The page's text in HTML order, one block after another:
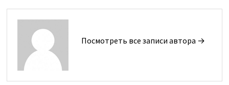
Посмотреть все записи автора →